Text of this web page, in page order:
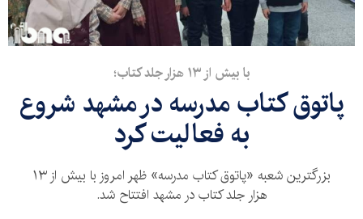
با بیش از ۱۳ هزار جلد کتاب؛
پاتوق کتاب مدرسه در مشهد شروع
به فعالیت کرد
بزرگترین شعبه «پاتوق کتاب مدرسه» ظهر امروز با بیش از ۱۳
هزار جلد کتاب در مشهد افتتاح شد.